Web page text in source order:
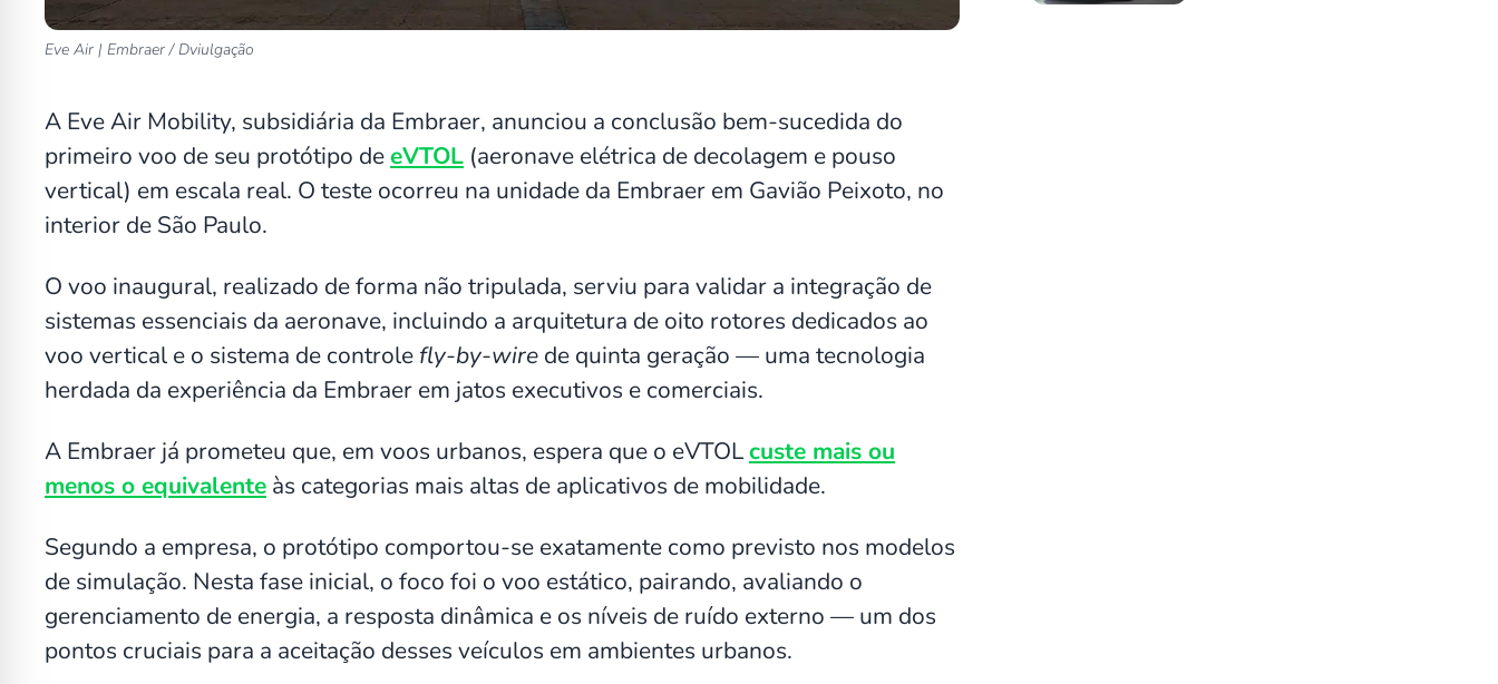
Eve Air | Embraer / Dviulgação
A Eve Air Mobility, subsidiária da Embraer, anunciou a conclusão bem-sucedida do
primeiro voo de seu protótipo deeVTOL (aeronave elétrica de decolagem e pouso
vertical) em escala real. O teste ocorreu na unidade da Embraer em Gavião Peixoto, no
interior de São Paulo.
O voo inaugural, realizado de forma não tripulada, serviu para validar a integração de
sistemas essenciais da aeronave, incluindo a arquitetura de oito rotores dedicados ao
voo vertical e o sistema de controle fly-by-wire de quinta geração — uma tecnologia
herdada da experiência da Embraer em jatos executivos e comerciais.
A Embraer já prometeu que, em voos urbanos, espera que o eVTOLcuste mais ou
menos o equivalente às categorias mais altas de aplicativos de mobilidade.
Segundo a empresa, o protótipo comportou-se exatamente como previsto nos modelos
de simulação. Nesta fase inicial, o foco foi o voo estático, pairando, avaliando o
gerenciamento de energia, a resposta dinâmica e os níveis de ruído externo — um dos
pontos cruciais para a aceitação desses veículos em ambientes urbanos.